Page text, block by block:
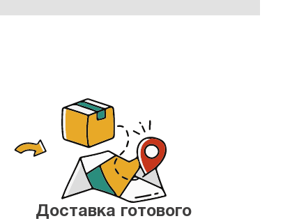
Доставка готового